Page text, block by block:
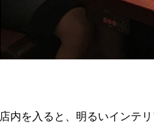
店内を入ると、明るいインテ